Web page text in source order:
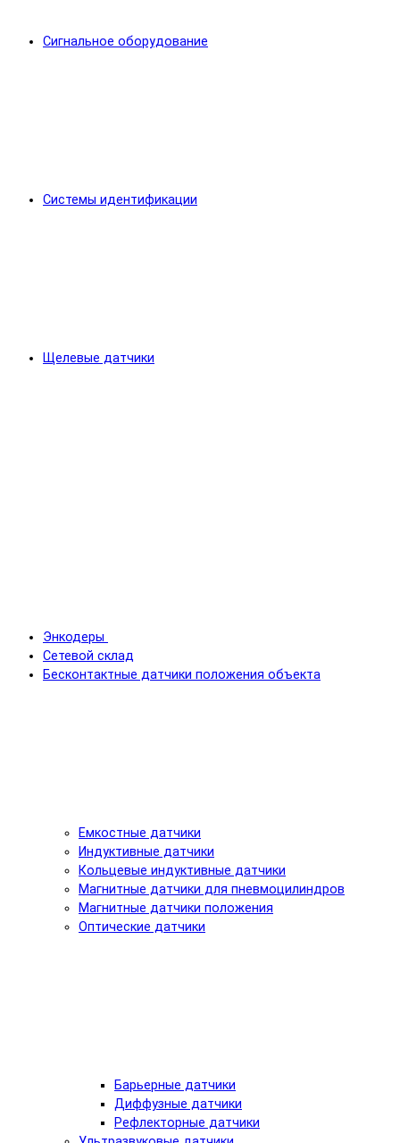
Сигнальное оборудование
Системы идентификации
Щелевые датчики
Энкодеры
Сетевой склад
Бесконтактные датчики положения объекта
Емкостные датчики
Индуктивные датчики
Кольцевые индуктивные датчики
Магнитные датчики для пневмоцилиндров
Магнитные датчики положения
Оптические датчики
Барьерные датчики
Диффузные датчики
Рефлекторные датчики